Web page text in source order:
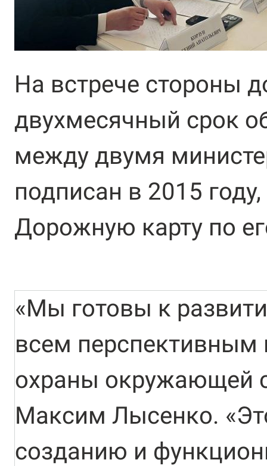
На встрече стороны
двухмесячный срок
между двумя
подписан в 2015
Дорожную карту по
«Мы готовы к
всем перспективным
охраны окружающей
Максим Лысенко.
созданию и